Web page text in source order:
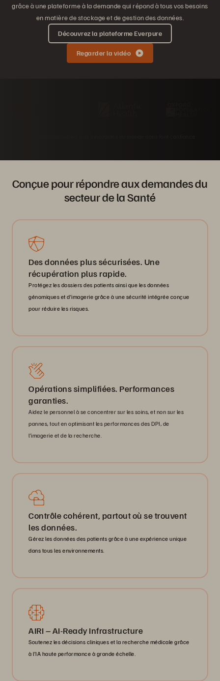
grâce à une plateforme à la demande qui répond à tous vos besoins
en matière de stockage et de gestion des données.
Découvrez la plateforme Everpure
Regarder la vidéo
Conçue pour répondre aux demandes du
secteur de la Santé
Des données plus sécurisées. Une
récupération plus rapide.
Protégez les dossiers des patients ainsi que les données
génomiques et d’imagerie grâce à une sécurité intégrée conçue
pour réduire les risques.
Opérations simplifiées. Performances
garanties.
Aidez le personnel à se concentrer sur les soins, et non sur les
pannes, tout en optimisant les performances des DPI, de
l’imagerie et de la recherche.
Contrôle cohérent, partout où se trouvent
les données.
Gérez les données des patients grâce à une expérience unique
dans tous les environnements.
AIRI – AI-Ready Infrastructure
Soutenez les décisions cliniques et la recherche médicale grâce
à l’IA haute performance à grande échelle.